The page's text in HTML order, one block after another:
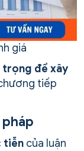
giá
trọng để xây
tiếp
tiễn của luận